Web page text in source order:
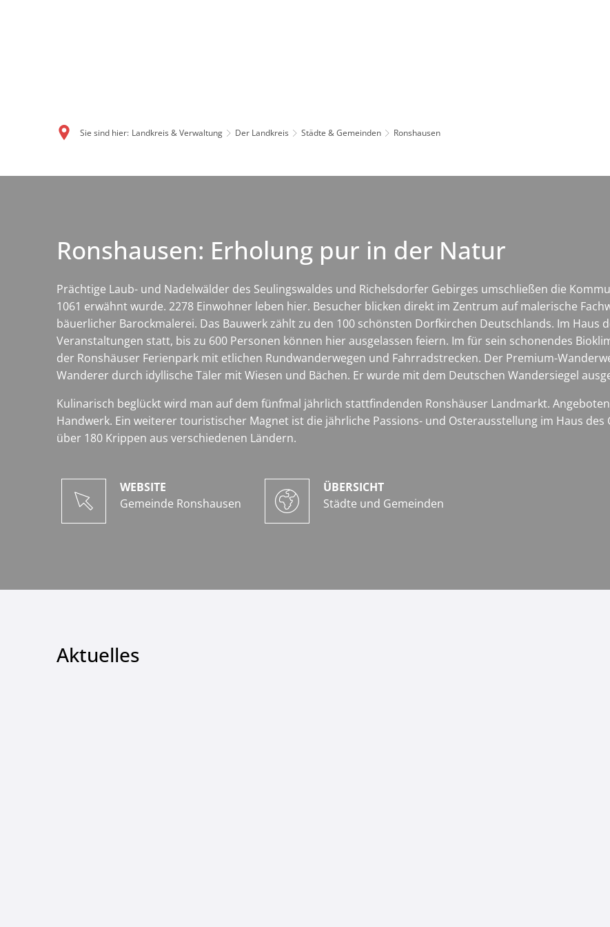
Sie sind hier: Landkreis & Verwaltung Der Landkreis Städte & Gemeinden Ronshausen
Ronshausen: Erholung pur in der Natur
Prächtige Laub- und Nadelwälder des Seulingswaldes und Richelsdorfer Gebirges umschließen die
1061 erwähnt wurde. 2278 Einwohner leben hier. Besucher blicken direkt im Zentrum auf malerische
bäuerlicher Barockmalerei. Das Bauwerk zählt zu den 100 schönsten Dorfkirchen Deutschlands. Im Haus
Veranstaltungen statt, bis zu 600 Personen können hier ausgelassen feiern. Im für sein schonendes
der Ronshäuser Ferienpark mit etlichen Rundwanderwegen und Fahrradstrecken. Der Premium-
Wanderer durch idyllische Täler mit Wiesen und Bächen. Er wurde mit dem Deutschen Wandersiegel
Kulinarisch beglückt wird man auf dem fünfmal jährlich stattfindenden Ronshäuser Landmarkt.
Handwerk. Ein weiterer touristischer Magnet ist die jährliche Passions- und Osterausstellung im Haus
über 180 Krippen aus verschiedenen Ländern.
WEBSITE
Gemeinde Ronshausen
ÜBERSICHT
Städte und Gemeinden
Aktuelles